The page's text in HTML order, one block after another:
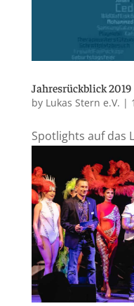
Jahresrückblick 2019
by Lukas Stern e.V. |
Spotlights auf das